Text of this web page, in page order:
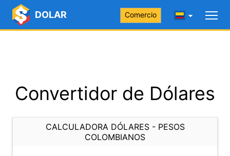
DOLAR Comercio
Convertidor de Dólares
CALCULADORA DÓLARES - PESOS
COLOMBIANOS